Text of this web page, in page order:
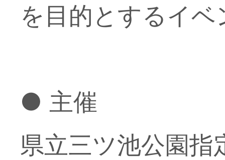
を目的とするイ
● 主催
県立三ツ池公園指